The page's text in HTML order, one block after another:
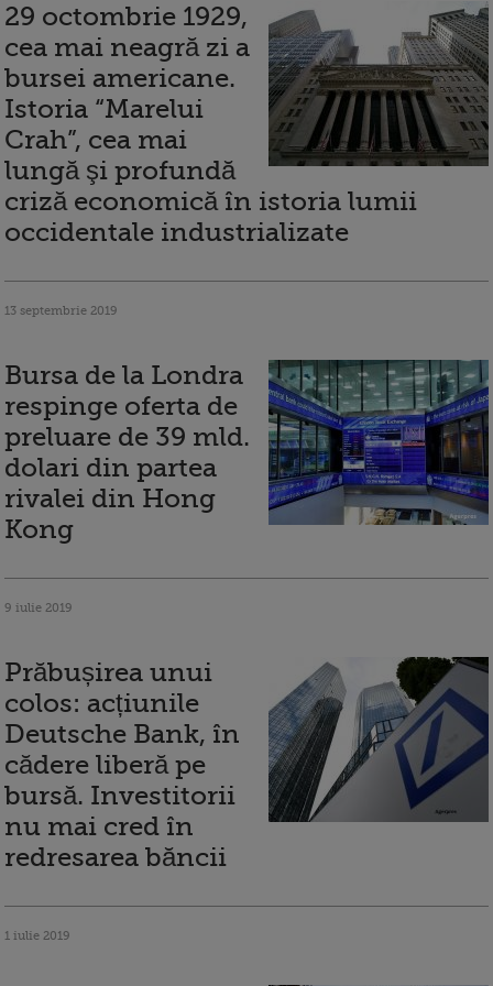
29 octombrie 1929,
cea mai neagră zi a
bursei americane.
Istoria “Marelui
Crah”, cea mai
lungă şi profundă
criză economică în istoria lumii
occidentale industrializate
13 septembrie 2019
Bursa de la Londra
respinge oferta de
preluare de 39 mld.
dolari din partea
rivalei din Hong
Kong
9 iulie 2019
Prăbușirea unui
colos: acțiunile
Deutsche Bank, în
cădere liberă pe
bursă. Investitorii
nu mai cred în
redresarea băncii
1 iulie 2019